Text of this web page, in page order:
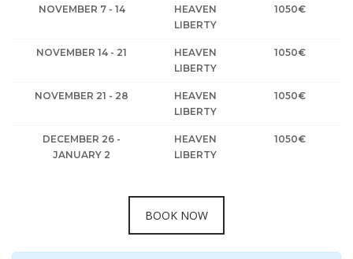
NOVEMBER 7 - 14
HEAVEN
LIBERTY
1050€
NOVEMBER 14 - 21
HEAVEN
LIBERTY
1050€
NOVEMBER 21 - 28
HEAVEN
LIBERTY
1050€
DECEMBER 26 -
JANUARY 2
HEAVEN
LIBERTY
1050€
BOOK NOW